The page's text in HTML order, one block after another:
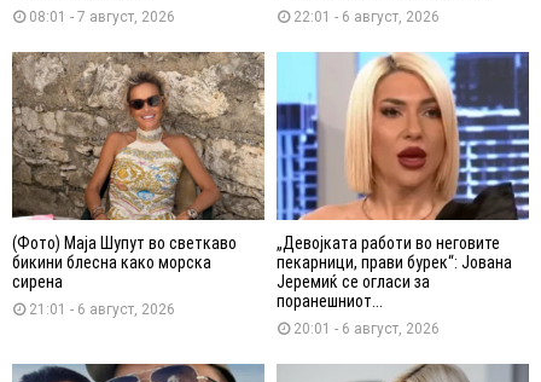
08:01 - 7 август, 2026 22:01 - 6 август, 2026
(Фото) Маја Шупут во светкаво
бикини блесна како морска
сирена
21:01 - 6 август, 2026
„Девојката работи во неговите
пекарници, прави бурек“: Јована
Јеремиќ се огласи за
поранешниот...
20:01 - 6 август, 2026